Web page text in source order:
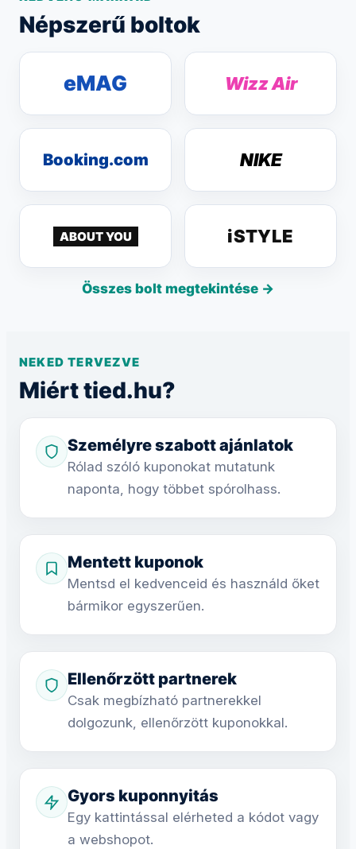
Népszerű boltok
eMAG Wizz Air
Booking.com NIKE
ABOUT YOU iSTYLE
Összes bolt megtekintése →
NEKED TERVEZVE
Miért tied.hu?
Személyre szabott ajánlatok
Rólad szóló kuponokat mutatunk
naponta, hogy többet spórolhass.
Mentett kuponok
Mentsd el kedvenceid és használd őket
bármikor egyszerűen.
Ellenőrzött partnerek
Csak megbízható partnerekkel
dolgozunk, ellenőrzött kuponokkal.
Gyors kuponnyitás
Egy kattintással elérheted a kódot vagy
a webshopot.